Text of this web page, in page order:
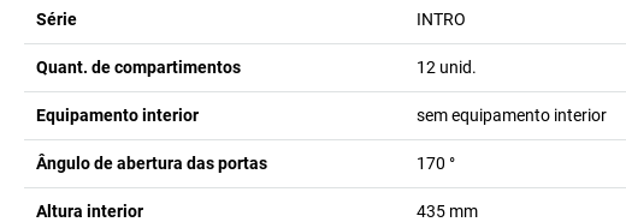
Série INTRO
Quant. de compartimentos 12 unid.
Equipamento interior sem equipamento interior
Ângulo de abertura das portas 170 °
Altura interior 435 mm